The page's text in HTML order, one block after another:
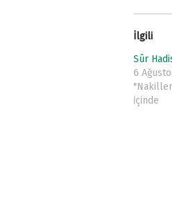
İlgili
Sûr
6
"Nakiller
içinde